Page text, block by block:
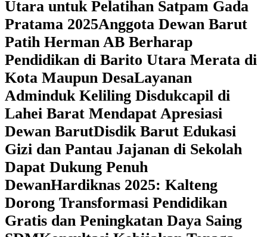
Utara untuk Pelatihan Satpam Gada
Pratama 2025Anggota Dewan Barut
Patih Herman AB Berharap
Pendidikan di Barito Utara Merata di
Kota Maupun DesaLayanan
Adminduk Keliling Disdukcapil di
Lahei Barat Mendapat Apresiasi
Dewan BarutDisdik Barut Edukasi
Gizi dan Pantau Jajanan di Sekolah
Dapat Dukung Penuh
DewanHardiknas 2025: Kalteng
Dorong Transformasi Pendidikan
Gratis dan Peningkatan Daya Saing